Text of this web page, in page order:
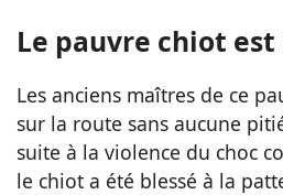
Le pauvre chiot est
Les anciens maîtres de ce
sur la route sans aucune
suite à la violence du choc
le chiot a été blessé à la